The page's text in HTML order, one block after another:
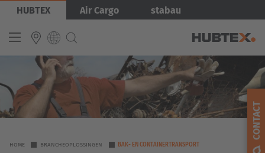
Overslaan
naar
gaan
HUBTEX Air Cargo stabau
INTERNATIONAL
English
Español
Afbeelding
YOU
HOME BRANCHEOPLOSSINGEN BAK- EN CONTAINERTRANSPORT
CONTACT